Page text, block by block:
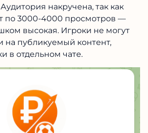
накручена, так как
по 3000-4000 просмотров —
высокая. Игроки не могут
на публикуемый контент,
в отдельном чате.